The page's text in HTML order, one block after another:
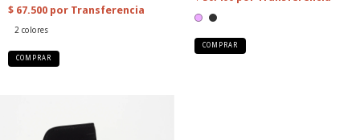
2 colores
COMPRAR
COMPRAR